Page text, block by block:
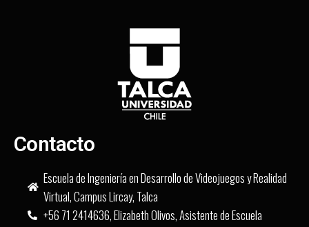
Contacto
Escuela de Ingeniería en Desarrollo de Videojuegos y Realidad
Virtual, Campus Lircay, Talca
+56 71 2414636, Elizabeth Olivos, Asistente de Escuela